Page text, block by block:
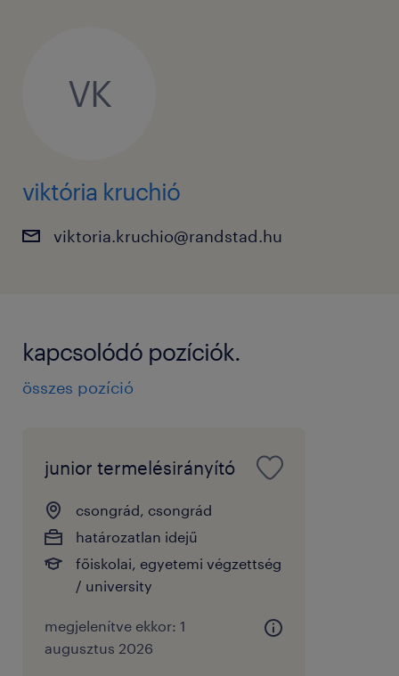
VK
viktória kruchió
viktoria.kruchio@randstad.hu
kapcsolódó pozíciók.
összes pozíció
junior termelésirányító
csongrád, csongrád
határozatlan idejű
főiskolai, egyetemi végzettség
/ university
megjelenítve ekkor: 1
augusztus 2026